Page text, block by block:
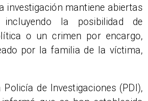
investigación mantiene abiertas
la posibilidad de
o un crimen por encargo,
por la familia de la víctima,
Policía de Investigaciones (PDI),